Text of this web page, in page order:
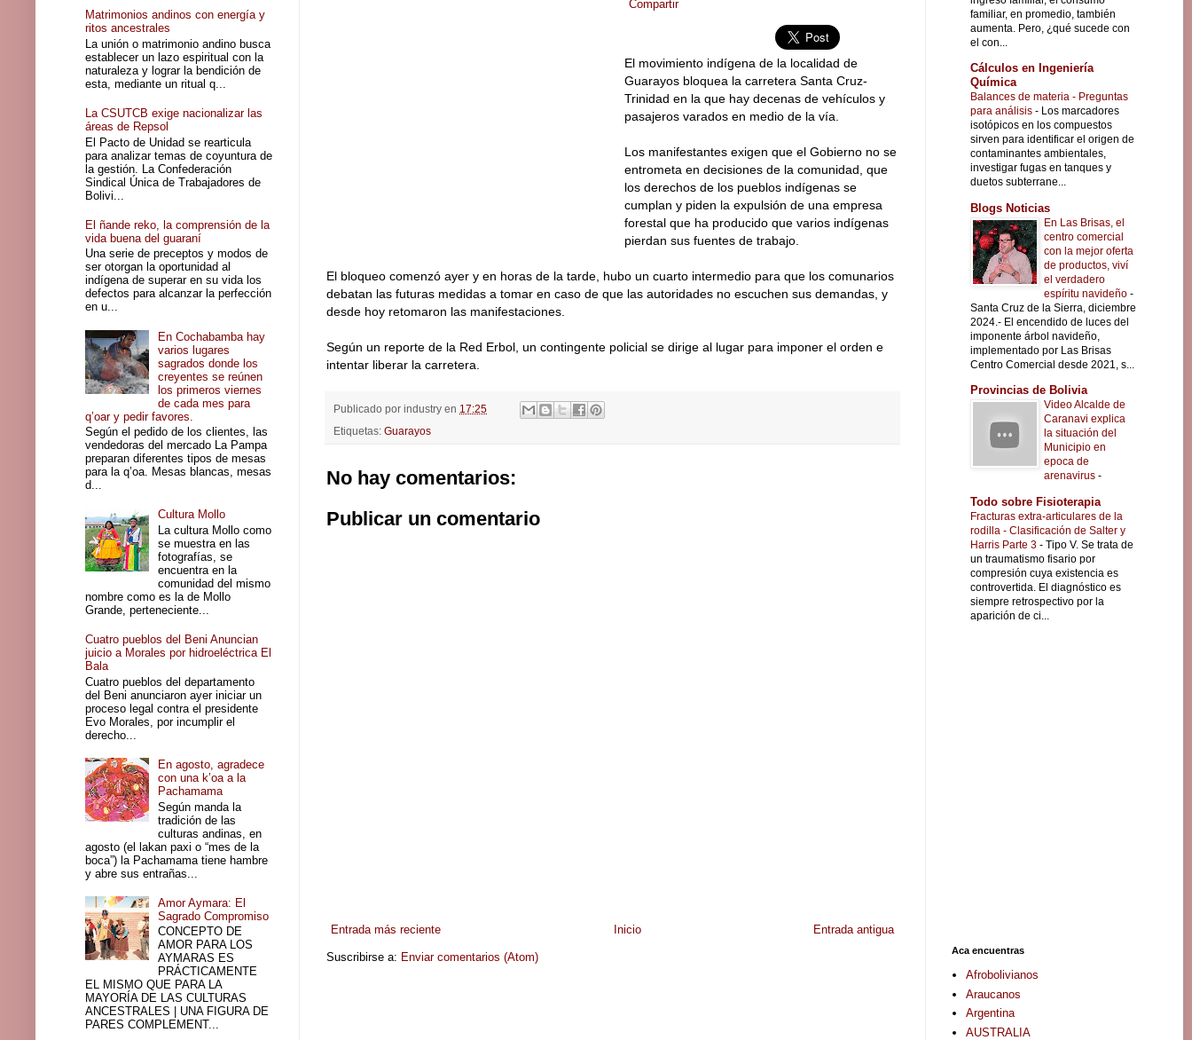
Compartir
El movimiento indígena de la localidad de
Guarayos bloquea la carretera Santa Cruz-
Trinidad en la que hay decenas de vehículos y
pasajeros varados en medio de la vía.
Los manifestantes exigen que el Gobierno no se
entrometa en decisiones de la comunidad, que
los derechos de los pueblos indígenas se
cumplan y piden la expulsión de una empresa
forestal que ha producido que varios indígenas
pierdan sus fuentes de trabajo.
El bloqueo comenzó ayer y en horas de la tarde, hubo un cuarto intermedio para que los comunarios
debatan las futuras medidas a tomar en caso de que las autoridades no escuchen sus demandas, y
desde hoy retomaron las manifestaciones.
Según un reporte de la Red Erbol, un contingente policial se dirige al lugar para imponer el orden e
intentar liberar la carretera.
Publicado por industry en 17:25
Etiquetas: Guarayos
No hay comentarios:
Publicar un comentario
Entrada más reciente Entrada antigua
Inicio
Suscribirse a: Enviar comentarios (Atom)
Matrimonios andinos con energía y
ritos ancestrales
La unión o matrimonio andino busca
establecer un lazo espiritual con la
naturaleza y lograr la bendición de
esta, mediante un ritual q...
La CSUTCB exige nacionalizar las
áreas de Repsol
El Pacto de Unidad se rearticula
para analizar temas de coyuntura de
la gestión. La Confederación
Sindical Única de Trabajadores de
Bolivi...
El ñande reko, la comprensión de la
vida buena del guaraní
Una serie de preceptos y modos de
ser otorgan la oportunidad al
indígena de superar en su vida los
defectos para alcanzar la perfección
en u...
En Cochabamba hay
varios lugares
sagrados donde los
creyentes se reúnen
los primeros viernes
de cada mes para
q’oar y pedir favores.
Según el pedido de los clientes, las
vendedoras del mercado La Pampa
preparan diferentes tipos de mesas
para la q’oa. Mesas blancas, mesas
d...
Cultura Mollo
La cultura Mollo como
se muestra en las
fotografías, se
encuentra en la
comunidad del mismo
nombre como es la de Mollo
Grande, perteneciente...
Cuatro pueblos del Beni Anuncian
juicio a Morales por hidroeléctrica El
Bala
Cuatro pueblos del departamento
del Beni anunciaron ayer iniciar un
proceso legal contra el presidente
Evo Morales, por incumplir el
derecho...
En agosto, agradece
con una k’oa a la
Pachamama
Según manda la
tradición de las
culturas andinas, en
agosto (el lakan paxi o “mes de la
boca”) la Pachamama tiene hambre
y abre sus entrañas...
Amor Aymara: El
Sagrado Compromiso
CONCEPTO DE
AMOR PARA LOS
AYMARAS ES
PRÁCTICAMENTE
EL MISMO QUE PARA LA
MAYORÍA DE LAS CULTURAS
ANCESTRALES | UNA FIGURA DE
PARES COMPLEMENT...
familiar, en promedio, también
aumenta. Pero, ¿qué sucede con
el con...
Cálculos en Ingeniería
Química
Balances de materia - Preguntas
para análisis - Los marcadores
isotópicos en los compuestos
sirven para identificar el origen de
contaminantes ambientales,
investigar fugas en tanques y
duetos subterrane...
Blogs Noticias
En Las Brisas, el
centro comercial
con la mejor oferta
de productos, viví
el verdadero
espíritu navideño -
Santa Cruz de la Sierra, diciembre
2024.- El encendido de luces del
imponente árbol navideño,
implementado por Las Brisas
Centro Comercial desde 2021, s...
Provincias de Bolivia
Video Alcalde de
Caranavi explica
la situación del
Municipio en
epoca de
arenavirus -
Todo sobre Fisioterapia
Fracturas extra-articulares de la
rodilla - Clasificación de Salter y
Harris Parte 3 - Tipo V. Se trata de
un traumatismo fisario por
compresión cuya existencia es
controvertida. El diagnóstico es
siempre retrospectivo por la
aparición de ci...
Aca encuentras
Afrobolivianos
Araucanos
Argentina
AUSTRALIA